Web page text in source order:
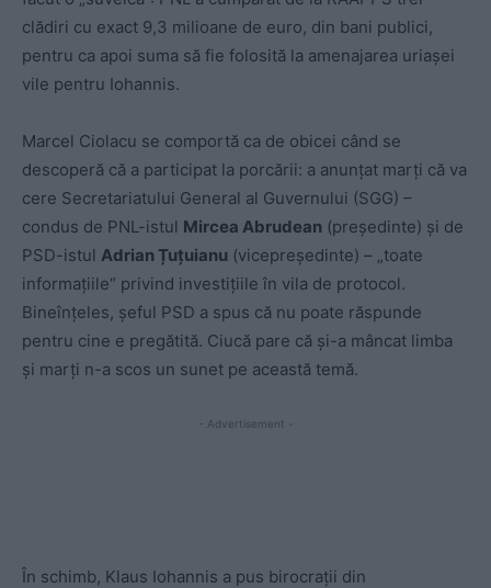
clădiri cu exact 9,3 milioane de euro, din bani publici,
pentru ca apoi suma să fie folosită la amenajarea uriașei
vile pentru Iohannis.
Marcel Ciolacu se comportă ca de obicei când se
descoperă că a participat la porcării: a anunțat marți că va
cere Secretariatului General al Guvernului (SGG) –
condus de PNL-istul Mircea Abrudean (președinte) și de
PSD-istul Adrian Țuțuianu (vicepreședinte) – „toate
informațiile“ privind investițiile în vila de protocol.
Bineînțeles, șeful PSD a spus că nu poate răspunde
pentru cine e pregătită. Ciucă pare că și-a mâncat limba
și marți n-a scos un sunet pe această temă.
- Advertisement -
În schimb, Klaus Iohannis a pus birocrații din